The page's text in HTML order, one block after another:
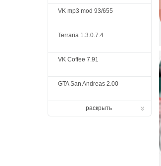
VK mp3 mod 93/655
Terraria 1.3.0.7.4
VK Coffee 7.91
GTA San Andreas 2.00
раскрыть